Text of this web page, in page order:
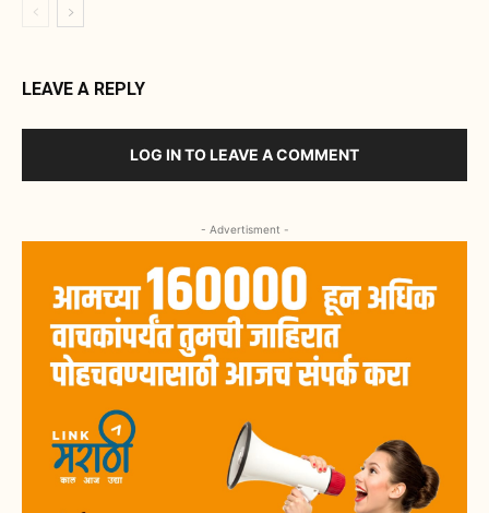
LEAVE A REPLY
LOG IN TO LEAVE A COMMENT
- Advertisment -